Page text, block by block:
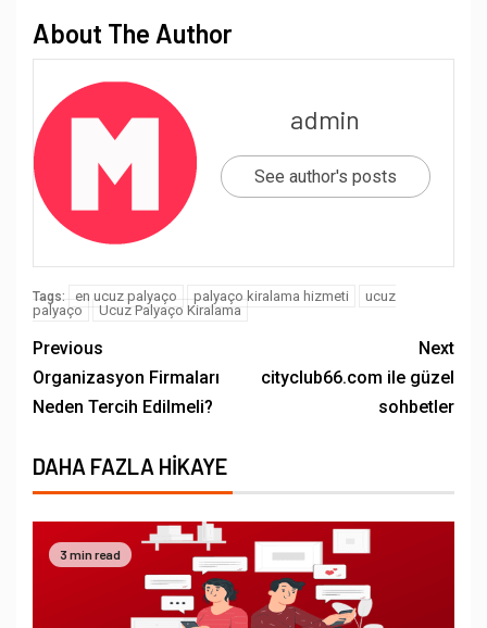
About The Author
admin
See author's posts
Tags: en ucuz palyaço palyaço kiralama hizmeti
ucuz
palyaço
Ucuz Palyaço Kiralama
Previous
Organizasyon Firmaları
Neden Tercih Edilmeli?
Next
cityclub66.com ile güzel
sohbetler
DAHA FAZLA HIKAYE
3 min read